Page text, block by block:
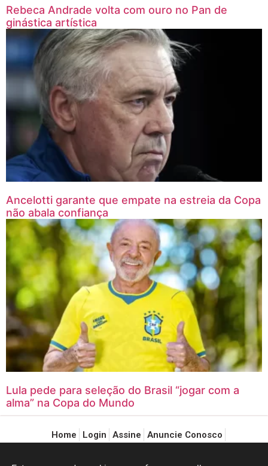
Rebeca Andrade volta com ouro no Pan de
ginástica artística
Ancelotti garante que empate na estreia da Copa
não abala confiança
Lula pede para seleção do Brasil “jogar com a
alma” na Copa do Mundo
Home Login Assine
Anuncie Conosco